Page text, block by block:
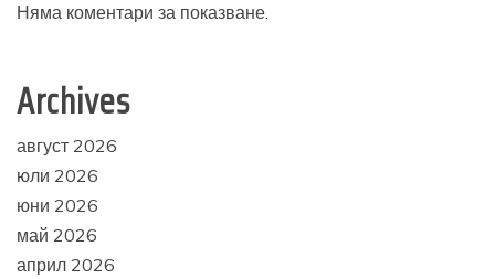
Няма коментари за показване.
Archives
август 2026
юли 2026
юни 2026
май 2026
април 2026